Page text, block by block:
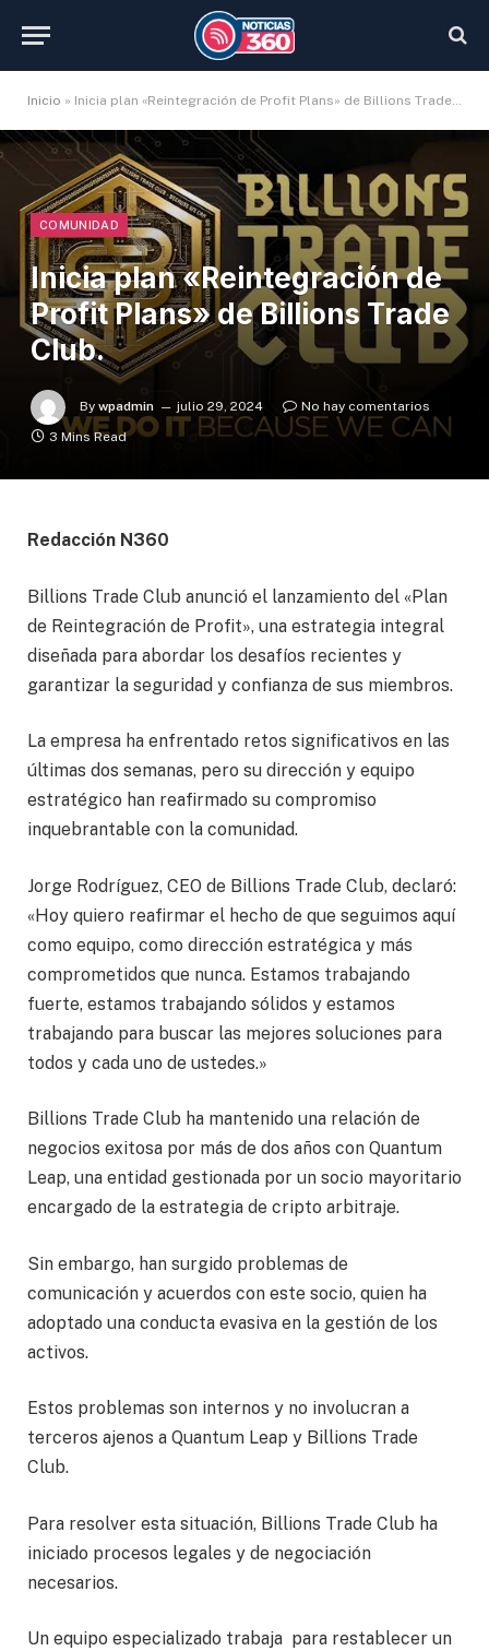
Inicio » Inicia plan «Reintegración de Profit Plans» de Billions Trade Club.
COMUNIDAD
Inicia plan «Reintegración de
Profit Plans» de Billions Trade
Club.
By wpadmin julio 29, 2024
No hay comentarios
3 Mins Read
Redacción N360
Billions Trade Club anunció el lanzamiento del «Plan
de Reintegración de Profit», una estrategia integral
diseñada para abordar los desafíos recientes y
garantizar la seguridad y confianza de sus miembros.
La empresa ha enfrentado retos significativos en las
últimas dos semanas, pero su dirección y equipo
estratégico han reafirmado su compromiso
inquebrantable con la comunidad.
Jorge Rodríguez, CEO de Billions Trade Club, declaró:
«Hoy quiero reafirmar el hecho de que seguimos aquí
como equipo, como dirección estratégica y más
comprometidos que nunca. Estamos trabajando
fuerte, estamos trabajando sólidos y estamos
trabajando para buscar las mejores soluciones para
todos y cada uno de ustedes.»
Billions Trade Club ha mantenido una relación de
negocios exitosa por más de dos años con Quantum
Leap, una entidad gestionada por un socio mayoritario
encargado de la estrategia de cripto arbitraje.
Sin embargo, han surgido problemas de
comunicación y acuerdos con este socio, quien ha
adoptado una conducta evasiva en la gestión de los
activos.
Estos problemas son internos y no involucran a
terceros ajenos a Quantum Leap y Billions Trade
Club.
Para resolver esta situación, Billions Trade Club ha
iniciado procesos legales y de negociación
necesarios.
Un equipo especializado trabaja para restablecer un